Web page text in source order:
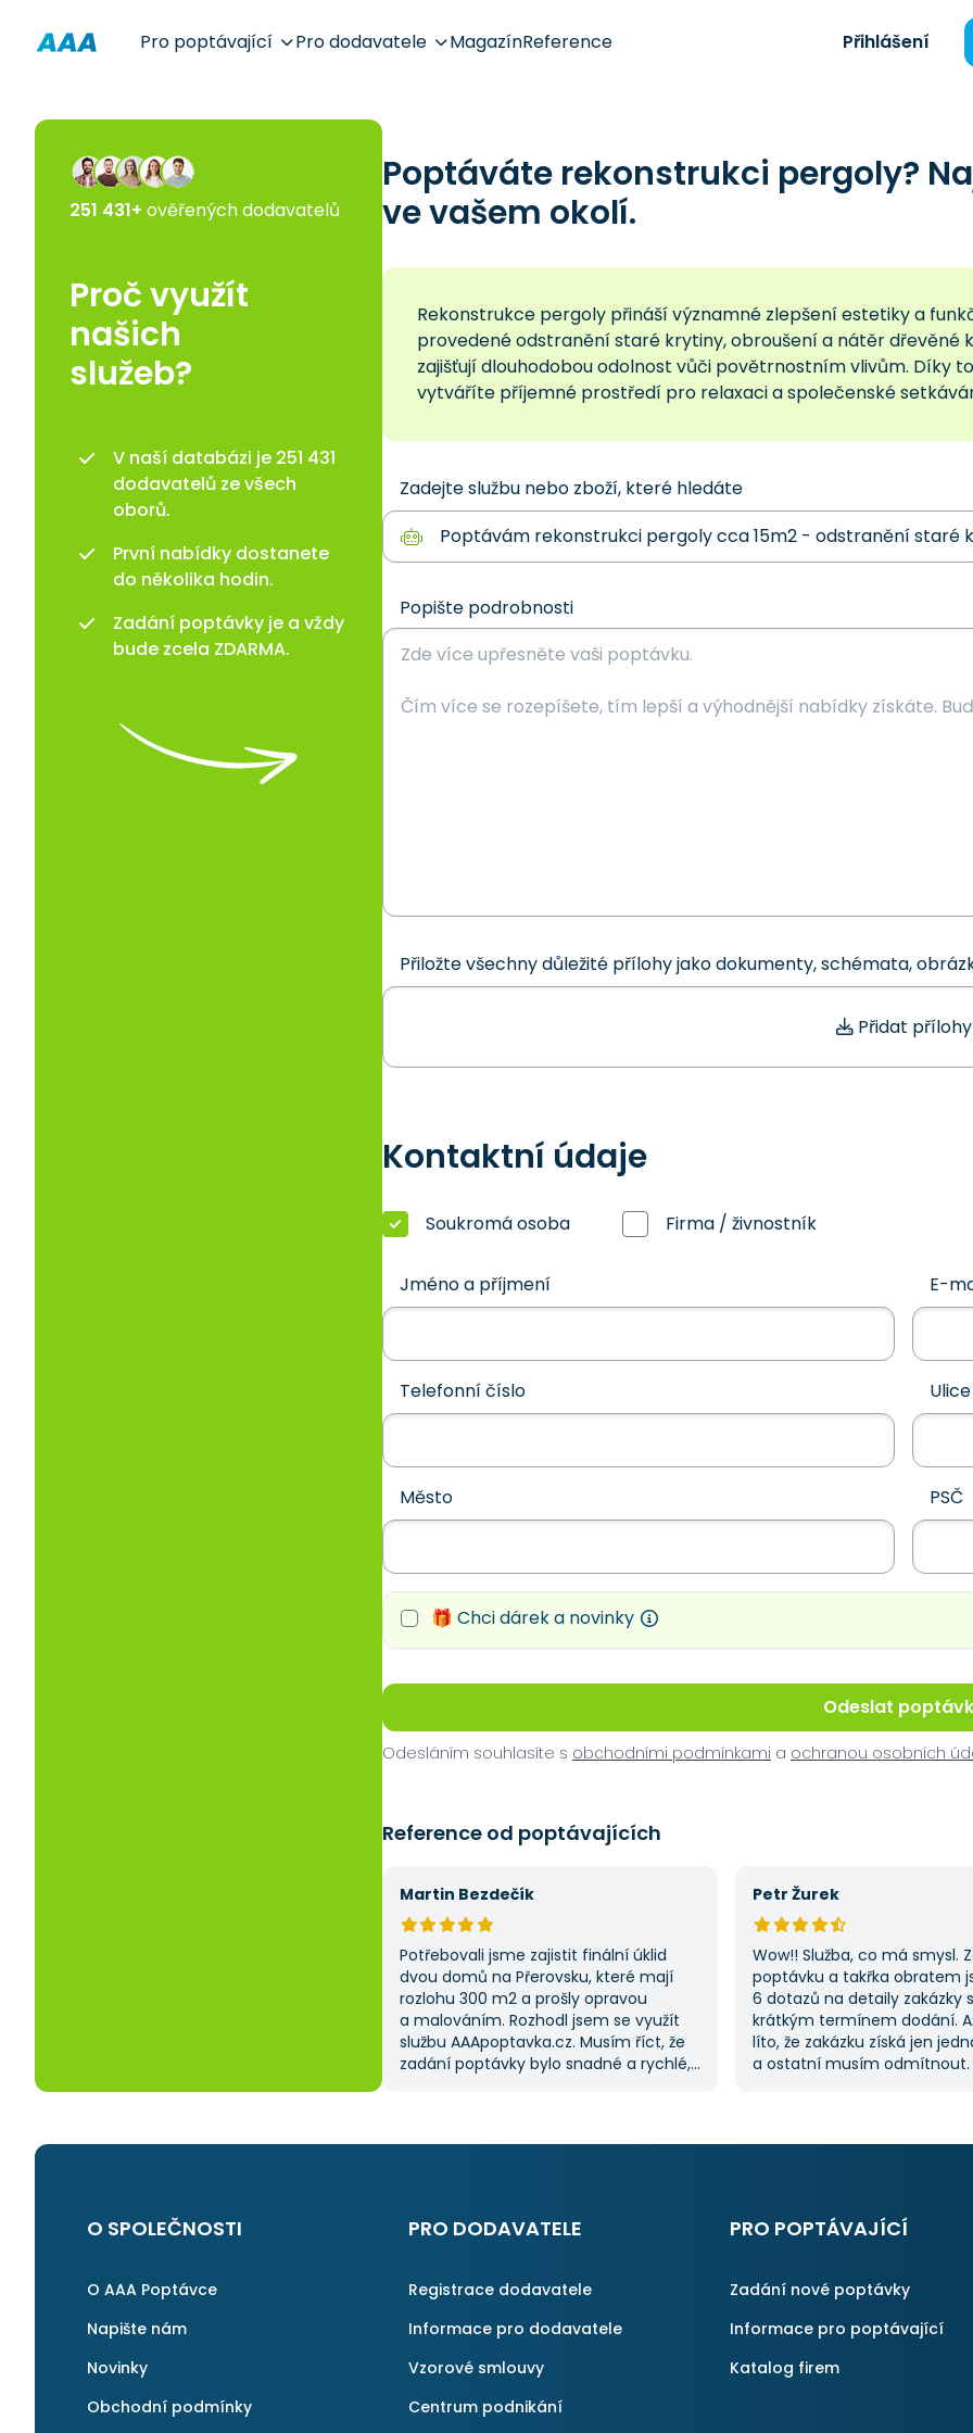
Pro poptávající Pro dodavatele MagazínReference Přihlášení
Poptáváte rekonstrukci pergoly?
ve vašem okolí.
Rekonstrukce pergoly přináší významné zlepšení estetiky a
provedené odstranění staré krytiny, obroušení a nátěr
zajišťují dlouhodobou odolnost vůči povětrnostním vlivům. Díky
vytváříte příjemné prostředí pro relaxaci a společenské
Zadejte službu nebo zboží, které hledáte
Popište podrobnosti
Přiložte všechny důležité přílohy jako dokumenty, schémata,
Přidat přílohy
Kontaktní údaje
Soukromá osoba Firma / živnostník
Jméno a příjmení E-
Telefonní číslo Ulice
Město PSČ
🎁 Chci dárek a novinky
Odeslat
Odesláním souhlasíte s obchodními podmínkami a ochranou osobních
Reference od poptávajících
Martin Bezdečík
Potřebovali jsme zajistit finální úklid
dvou domů na Přerovsku, které mají
rozlohu 300 m2 a prošly opravou
a malováním. Rozhodl jsem se využít
službu AAApoptavka.cz. Musím říct, že
zadání poptávky bylo snadné a rychlé,
a AAApoptavka.cz mi tuto výhodu
najít rychlé řešení. Vše proběhlo
znovu.
Petr Žurek
Wow!! Služba, co má smysl.
poptávku a takřka obratem
6 dotazů na detaily zakázky
krátkým termínem dodání.
líto, že zakázku získá jen
a ostatní musím odmítnout.
začněte tady :-)
251 431+ ověřených dodavatelů
Proč využít
našich
služeb?
V naší databázi je 251 431
dodavatelů ze všech
oborů.
První nabídky dostanete
do několika hodin.
Zadání poptávky je a vždy
bude zcela ZDARMA.
O SPOLEČNOSTI
O AAA Poptávce
Napište nám
Novinky
Obchodní podmínky
PRO DODAVATELE
Registrace dodavatele
Informace pro dodavatele
Vzorové smlouvy
Centrum podnikání
PRO POPTÁVAJÍCÍ
Zadání nové poptávky
Informace pro poptávající
Katalog firem